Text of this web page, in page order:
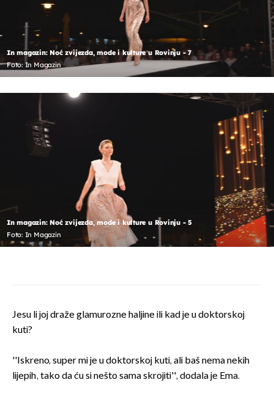
In magazin: Noć zvijezda, mode i kulture u Rovinju - 7
Foto: In Magazin
In magazin: Noć zvijezda, mode i kulture u Rovinju - 5
Foto: In Magazin
Jesu li joj draže glamurozne haljine ili kad je u doktorskoj
kuti?
''Iskreno, super mi je u doktorskoj kuti, ali baš nema nekih
lijepih, tako da ću si nešto sama skrojiti'', dodala je Ema.